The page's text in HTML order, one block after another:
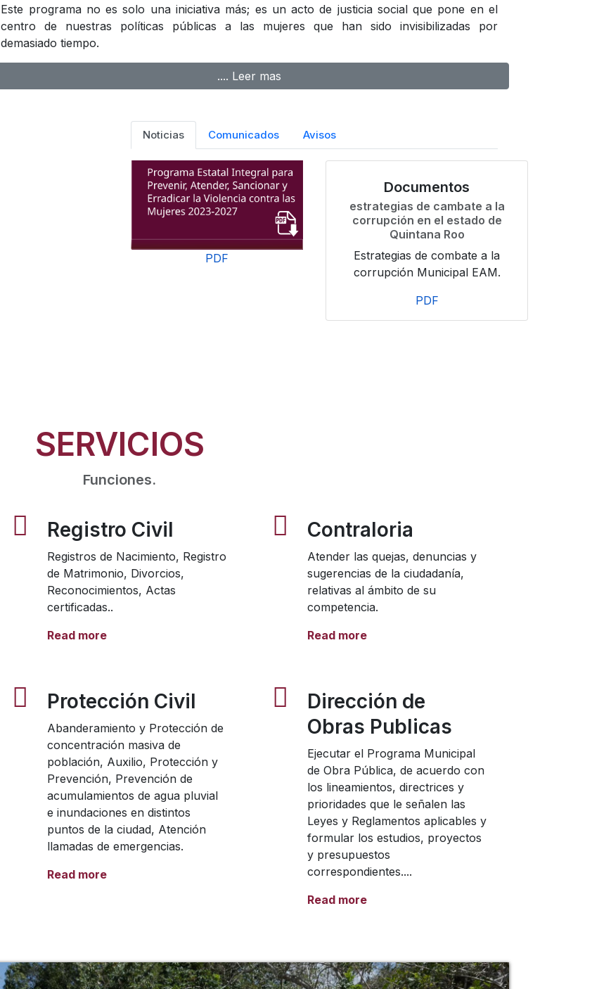
Este programa no es solo una iniciativa más; es un acto de justicia social que pone en el
centro de nuestras políticas públicas a las mujeres que han sido invisibilizadas por
demasiado tiempo.
.... Leer mas
Noticias Comunicados Avisos
PDF
Documentos
estrategias de cambate a la
corrupción en el estado de
Quintana Roo
Estrategias de combate a la
corrupción Municipal EAM.
PDF
SERVICIOS
Funciones.
Registro Civil
Registros de Nacimiento, Registro
de Matrimonio, Divorcios,
Reconocimientos, Actas
certificadas..
Read more
Contraloria
Atender las quejas, denuncias y
sugerencias de la ciudadanía,
relativas al ámbito de su
competencia.
Read more
Protección Civil
Abanderamiento y Protección de
concentración masiva de
población, Auxilio, Protección y
Prevención, Prevención de
acumulamientos de agua pluvial
e inundaciones en distintos
puntos de la ciudad, Atención
llamadas de emergencias.
Read more
Dirección de
Obras Publicas
Ejecutar el Programa Municipal
de Obra Pública, de acuerdo con
los lineamientos, directrices y
prioridades que le señalen las
Leyes y Reglamentos aplicables y
formular los estudios, proyectos
y presupuestos
correspondientes....
Read more